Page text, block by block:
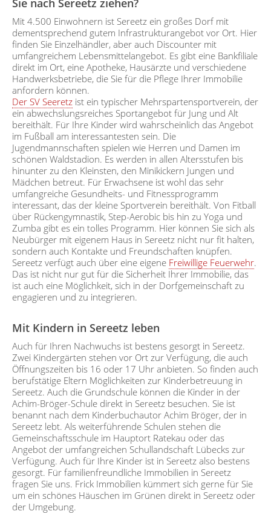
Mit 4.500 Einwohnern ist Sereetz ein großes Dorf mit
dementsprechend gutem Infrastrukturangebot vor Ort. Hier
finden Sie Einzelhändler, aber auch Discounter mit
umfangreichem Lebensmittelangebot. Es gibt eine Bankfiliale
direkt im Ort, eine Apotheke, Hausärzte und verschiedene
Handwerksbetriebe, die Sie für die Pflege Ihrer Immobilie
anfordern können.
Der SV Seeretz ist ein typischer Mehrspartensportverein, der
ein abwechslungsreiches Sportangebot für Jung und Alt
bereithält. Für Ihre Kinder wird wahrscheinlich das Angebot
im Fußball am interessantesten sein. Die
Jugendmannschaften spielen wie Herren und Damen im
schönen Waldstadion. Es werden in allen Altersstufen bis
hinunter zu den Kleinsten, den Minikickern Jungen und
Mädchen betreut. Für Erwachsene ist wohl das sehr
umfangreiche Gesundheits- und Fitnessprogramm
interessant, das der kleine Sportverein bereithält. Von Fitball
über Rückengymnastik, Step-Aerobic bis hin zu Yoga und
Zumba gibt es ein tolles Programm. Hier können Sie sich als
Neubürger mit eigenem Haus in Sereetz nicht nur fit halten,
sondern auch Kontakte und Freundschaften knüpfen.
Sereetz verfügt auch über eine eigene Freiwillige Feuerwehr.
Das ist nicht nur gut für die Sicherheit Ihrer Immobilie, das
ist auch eine Möglichkeit, sich in der Dorfgemeinschaft zu
engagieren und zu integrieren.
Mit Kindern in Sereetz leben
Auch für Ihren Nachwuchs ist bestens gesorgt in Sereetz.
Zwei Kindergärten stehen vor Ort zur Verfügung, die auch
Öffnungszeiten bis 16 oder 17 Uhr anbieten. So finden auch
berufstätige Eltern Möglichkeiten zur Kinderbetreuung in
Sereetz. Auch die Grundschule können die Kinder in der
Achim-Bröger-Schule direkt in Sereetz besuchen. Sie ist
benannt nach dem Kinderbuchautor Achim Bröger, der in
Sereetz lebt. Als weiterführende Schulen stehen die
Gemeinschaftsschule im Hauptort Ratekau oder das
Angebot der umfangreichen Schullandschaft Lübecks zur
Verfügung. Auch für Ihre Kinder ist in Sereetz also bestens
gesorgt. Für familienfreundliche Immobilien in Sereetz
fragen Sie uns. Frick Immobilien kümmert sich gerne für Sie
um ein schönes Häuschen im Grünen direkt in Sereetz oder
der Umgebung.